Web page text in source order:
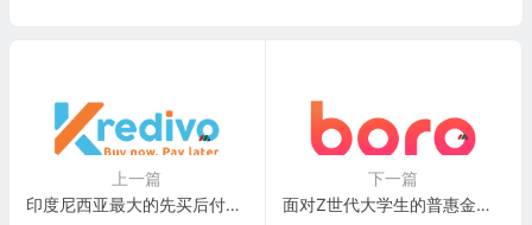
上一篇
印度尼西亚最大的先买后付平台：Kredivo Holdings Ltd.
下一篇
面对Z世代大学生的普惠金融移动平台和银行应用程序：Westbon, Inc. (Boro)